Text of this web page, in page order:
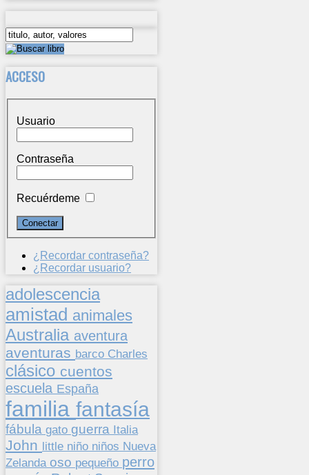
ACCESO
Usuario
Contraseña
Recuérdeme
¿Recordar contraseña?
¿Recordar usuario?
adolescencia
amistad animales
Australia aventura
aventuras barco Charles
clásico cuentos
escuela España
familia fantasía
fábula gato guerra Italia
John little niño niños Nueva
Zelanda oso pequeño perro